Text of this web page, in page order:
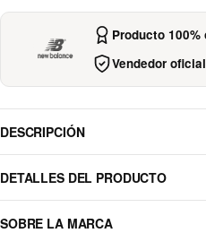
Producto 100%
Vendedor
DESCRIPCIÓN
DETALLES DEL PRODUCTO
SOBRE LA MARCA